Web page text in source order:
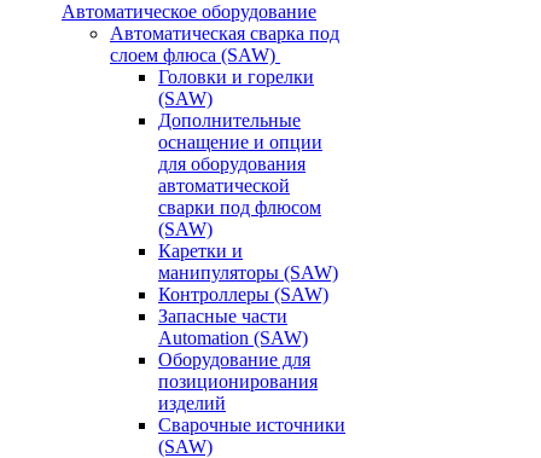
Автоматическое оборудование
Автоматическая сварка под
слоем флюса (SAW)
Головки и горелки
(SAW)
Дополнительные
оснащение и опции
для оборудования
автоматической
сварки под флюсом
(SAW)
Каретки и
манипуляторы (SAW)
Контроллеры (SAW)
Запасные части
Automation (SAW)
Оборудование для
позиционирования
изделий
Сварочные источники
(SAW)